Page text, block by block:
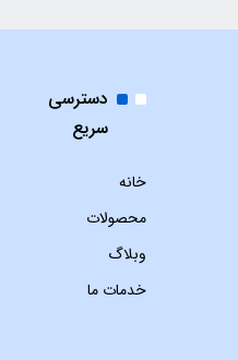
دسترسی
سریع
خانه
محصولات
وبلاگ
خدمات ما